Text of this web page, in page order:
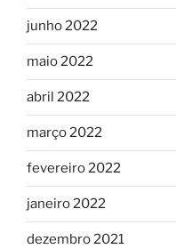
junho 2022
maio 2022
abril 2022
março 2022
fevereiro 2022
janeiro 2022
dezembro 2021